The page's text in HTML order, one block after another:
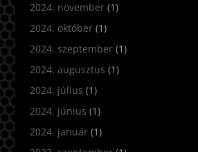
2024. november(1)
2024. október(1)
2024. szeptember(1)
2024. augusztus (1)
2024. július (1)
2024. június (1)
2024. január(1)